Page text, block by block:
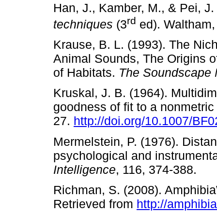
Han, J., Kamber, M., & Pei,
techniques (3rd ed).
Krause, B. L. (1993). The
Animal Sounds, The Origins
of Habitats. The Soundscape
Kruskal, J. B. (1964).
goodness of fit to a
27. http://doi.org/10.1007/
Mermelstein, P. (1976).
psychological and
Intelligence, 116, 374-
Richman, S. (2008).
Retrieved from http://